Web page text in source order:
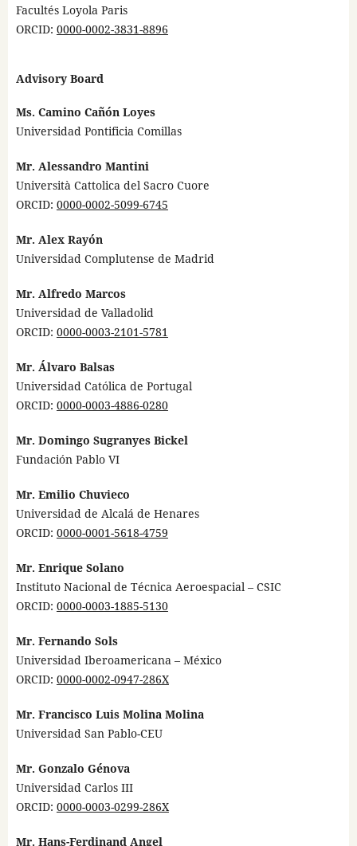
Facultés Loyola Paris
ORCID: 0000-0002-3831-8896
Advisory Board
Ms. Camino Cañón Loyes
Universidad Pontificia Comillas
Mr. Alessandro Mantini
Università Cattolica del Sacro Cuore
ORCID: 0000-0002-5099-6745
Mr. Alex Rayón
Universidad Complutense de Madrid
Mr. Alfredo Marcos
Universidad de Valladolid
ORCID: 0000-0003-2101-5781
Mr. Álvaro Balsas
Universidad Católica de Portugal
ORCID: 0000-0003-4886-0280
Mr. Domingo Sugranyes Bickel
Fundación Pablo VI
Mr. Emilio Chuvieco
Universidad de Alcalá de Henares
ORCID: 0000-0001-5618-4759
Mr. Enrique Solano
Instituto Nacional de Técnica Aeroespacial – CSIC
ORCID: 0000-0003-1885-5130
Mr. Fernando Sols
Universidad Iberoamericana – México
ORCID: 0000-0002-0947-286X
Mr. Francisco Luis Molina Molina
Universidad San Pablo-CEU
Mr. Gonzalo Génova
Universidad Carlos III
ORCID: 0000-0003-0299-286X
Mr. Hans-Ferdinand Angel